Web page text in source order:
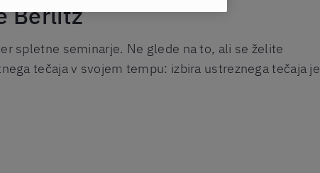
Berlitz
spletne seminarje. Ne glede na to, ali se želite
tečaja v svojem tempu: izbira ustreznega tečaja je